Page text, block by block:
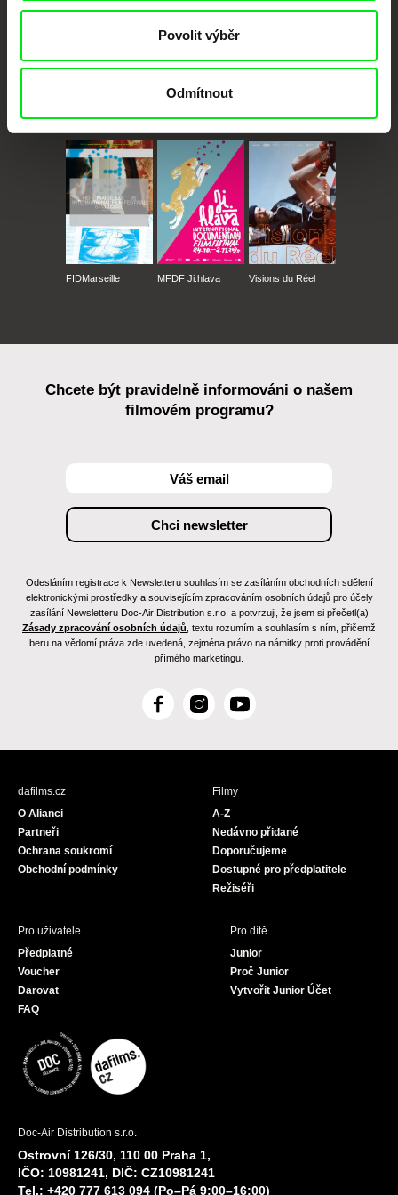
Povolit výběr
Odmítnout
FIDMarseille MFDF Ji.hlava Visions du Réel
Chcete být pravidelně informováni o našem
filmovém programu?
Odesláním registrace k Newsletteru souhlasím se zasíláním obchodních sdělení
elektronickými prostředky a souvisejícím zpracováním osobních údajů pro účely
zasílání Newsletteru Doc-Air Distribution s.r.o. a potvrzuji, že jsem si přečetl(a)
Zásady zpracování osobních údajů , textu rozumím a souhlasím s ním, přičemž
beru na vědomí práva zde uvedená, zejména právo na námitky proti provádění
přímého marketingu.
F
c
I
s
Y
u
dafilms.cz
O Alianci
Partneři
Ochrana soukromí
Obchodní podmínky
Filmy
A-Z
Nedávno přidané
Doporučujeme
Dostupné pro předplatitele
Režiséři
Pro uživatele
Předplatné
Voucher
Darovat
FAQ
Pro dítě
Junior
Proč Junior
Vytvořit Junior Účet
Doc-Air Distribution s.r.o.
Ostrovní 126/30, 110 00 Praha 1,
IČO: 10981241, DIČ: CZ10981241
Tel.: +420 777 613 094 (Po–Pá 9:00–16:00)